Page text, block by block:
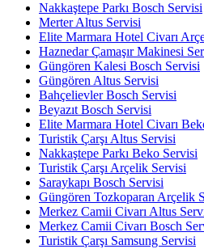
Nakkaştepe Parkı Bosch Servisi
Merter Altus Servisi
Elite Marmara Hotel Civarı
Haznedar Çamaşır Makinesi
Güngören Kalesi Bosch Servisi
Güngören Altus Servisi
Bahçelievler Bosch Servisi
Beyazıt Bosch Servisi
Elite Marmara Hotel Civarı
Turistik Çarşı Altus Servisi
Nakkaştepe Parkı Beko Servisi
Turistik Çarşı Arçelik Servisi
Saraykapı Bosch Servisi
Güngören Tozkoparan Arçelik
Merkez Camii Civarı Altus
Merkez Camii Civarı Bosch
Turistik Çarşı Samsung Servisi